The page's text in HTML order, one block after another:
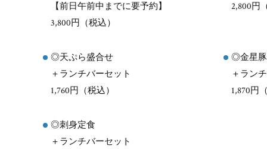
【前日午前中までに要予約】
3,800円（税込）
2,800円
◎天ぷら盛合せ
＋ランチバーセット
1,760円（税込）
◎金星豚
＋ラン
1,870円
◎刺身定食
＋ランチバーセット